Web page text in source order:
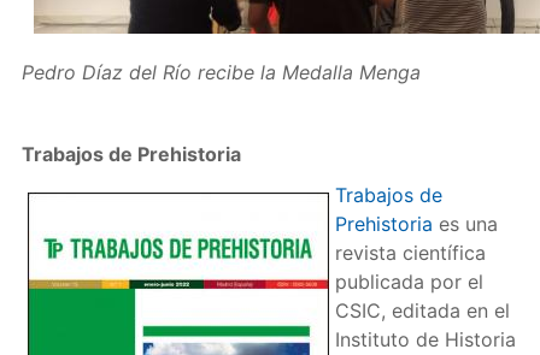
Pedro Díaz del Río recibe la Medalla Menga
Trabajos de Prehistoria
Trabajos de
Prehistoria es una
revista científica
publicada por el
CSIC, editada en el
Instituto de Historia